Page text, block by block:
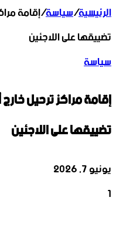
الرئيسية/سياسة/إقامة
تضييقها على اللاجئين
سياسة
إقامة مراكز ترحيل
تضييقها على اللاجئين
يونيو 7, 2026
1